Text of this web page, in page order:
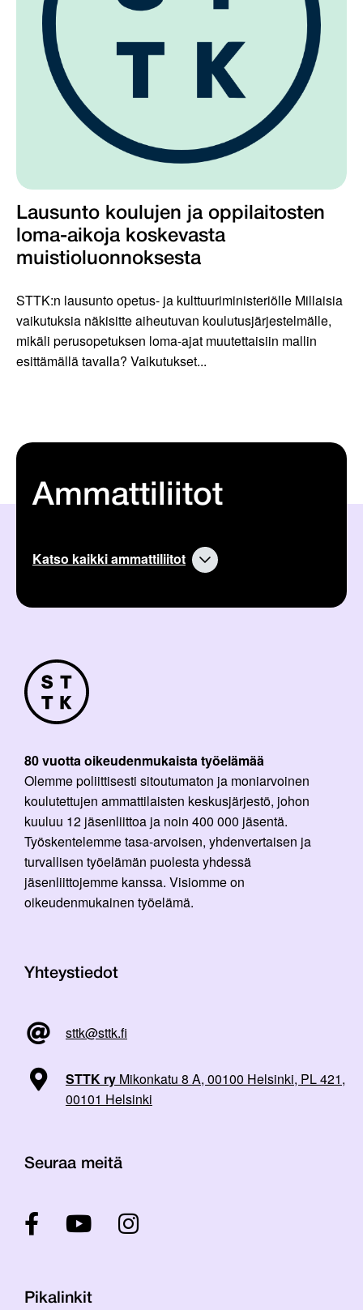
Lausunto koulujen ja oppilaitosten
loma-aikoja koskevasta
muistioluonnoksesta
STTK:n lausunto opetus- ja kulttuuriministeriölle Millaisia
vaikutuksia näkisitte aiheutuvan koulutusjärjestelmälle,
mikäli perusopetuksen loma-ajat muutettaisiin mallin
esittämällä tavalla? Vaikutukset...
Ammattiliitot
Katso kaikki ammattiliitot
80 vuotta oikeudenmukaista työelämää
Olemme poliittisesti sitoutumaton ja moniarvoinen
koulutettujen ammattilaisten keskusjärjestö, johon
kuuluu 12 jäsenliittoa ja noin 400 000 jäsentä.
Työskentelemme tasa-arvoisen, yhdenvertaisen ja
turvallisen työelämän puolesta yhdessä
jäsenliittojemme kanssa. Visiomme on
oikeudenmukainen työelämä.
Yhteystiedot
sttk@sttk.fi
STTK ry Mikonkatu 8 A, 00100 Helsinki, PL 421,
00101 Helsinki
Seuraa meitä
Pikalinkit